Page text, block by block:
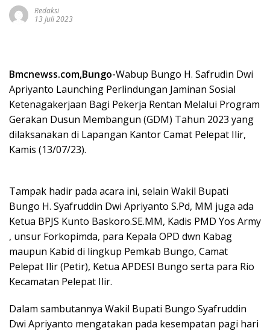
Redaksi
13 Juli 2023
Bmcnewss.com,Bungo-Wabup Bungo H. Safrudin Dwi
Apriyanto Launching Perlindungan Jaminan Sosial
Ketenagakerjaan Bagi Pekerja Rentan Melalui Program
Gerakan Dusun Membangun (GDM) Tahun 2023 yang
dilaksanakan di Lapangan Kantor Camat Pelepat Ilir,
Kamis (13/07/23).
Tampak hadir pada acara ini, selain Wakil Bupati
Bungo H. Syafruddin Dwi Apriyanto S.Pd, MM juga ada
Ketua BPJS Kunto Baskoro.SE.MM, Kadis PMD Yos Army
, unsur Forkopimda, para Kepala OPD dwn Kabag
maupun Kabid di lingkup Pemkab Bungo, Camat
Pelepat Ilir (Petir), Ketua APDESI Bungo serta para Rio
Kecamatan Pelepat Ilir.
Dalam sambutannya Wakil Bupati Bungo Syafruddin
Dwi Apriyanto mengatakan pada kesempatan pagi hari